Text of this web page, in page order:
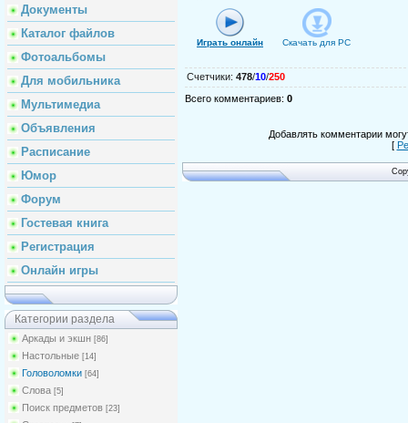
Документы
Каталог файлов
Фотоальбомы
Для мобильника
Мультимедиа
Объявления
Расписание
Юмор
Форум
Гостевая книга
Регистрация
Онлайн игры
Категории раздела
Аркады и экшн [86]
Настольные [14]
Головоломки [64]
Слова [5]
Поиск предметов [23]
Играть онлайн Скачать для PC
Счетчики: 478/10/250
Всего комментариев: 0
Добавлять комментарии
[